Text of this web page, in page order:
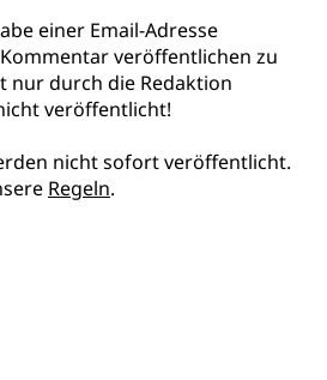
einer Email-Adresse
veröffentlichen zu
nur durch die Redaktion
veröffentlicht!
nicht sofort veröffentlicht.
Regeln.